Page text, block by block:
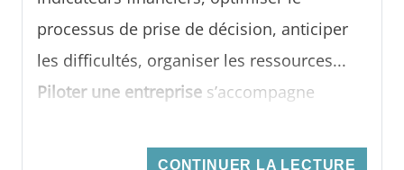
processus de prise de décision, anticiper
les difficultés, organiser les ressources...
Piloter une entreprise s’accompagne
Il n’est d’ailleurs pas uniquement question
CONTINUER LA LECTURE